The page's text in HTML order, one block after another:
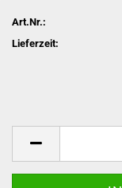
Art.Nr.:
Lieferzeit: